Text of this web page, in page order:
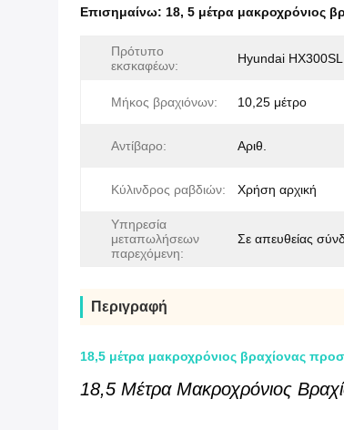
Επισημαίνω: 18, 5 μέτρα μακροχρόνιος
Πρότυπο
εκσκαφέων:
Hyundai HX300SL
Μήκος βραχιόνων: 10,25 μέτρο
Αντίβαρο: Αριθ.
Κύλινδρος ραβδιών: Χρήση αρχική
Υπηρεσία
μεταπωλήσεων
παρεχόμενη:
Σε απευθείας
Περιγραφή
18,5 μέτρα μακροχρόνιος βραχίονας
18,5 Μέτρα Μακροχρόνιος